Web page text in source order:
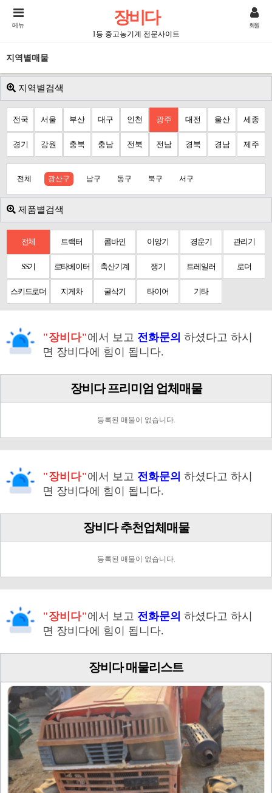
장비다
1등 중고농기계 전문사이트
메뉴 회원
지역별매물
지역별검색
전국 서울 부산 대구 인천 광주 대전 울산 세종
경기 강원 충북 충남 전북 전남 경북 경남 제주
전체 광산구 남구 동구 북구 서구
제품별검색
전체 트랙터 콤바인 이앙기 경운기 관리기
SS기 로타베이터 축산기계 쟁기 트레일러 로더
스키드로더 지게차 굴삭기 타이어 기타
"장비다"에서 보고 전화문의 하셨다고 하시
면 장비다에 힘이 됩니다.
장비다 프리미엄 업체매물
등록된 매물이 없습니다.
"장비다"에서 보고 전화문의 하셨다고 하시
면 장비다에 힘이 됩니다.
장비다 추천업체매물
등록된 매물이 없습니다.
"장비다"에서 보고 전화문의 하셨다고 하시
면 장비다에 힘이 됩니다.
장비다 매물리스트